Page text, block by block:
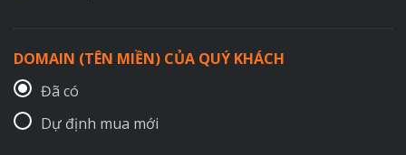
DOMAIN (TÊN MIỀN) CỦA QUÝ KHÁCH
Đã có
Dự định mua mới